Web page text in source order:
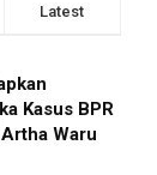
Latest
Kasus BPR
Waru